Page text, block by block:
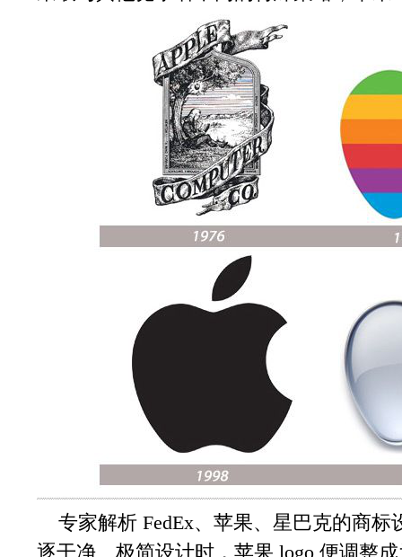
专家解析 FedEx、苹果、星巴克的商标
逐干净、极简设计时，苹果 logo 便调整